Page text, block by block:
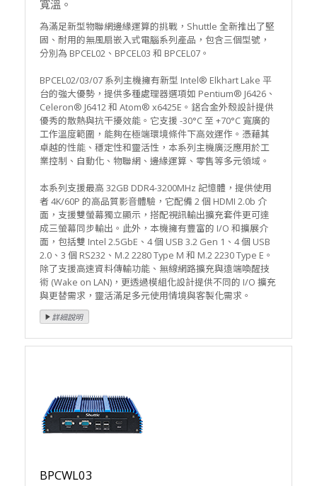
寬溫。
為滿足新型物聯網邊緣運算的挑戰，Shuttle 全新推出了堅
固、耐用的無風扇嵌入式電腦系列產品，包含三個型號，
分別為 BPCEL02、BPCEL03 和 BPCEL07。
BPCEL02/03/07 系列主機擁有新型 Intel® Elkhart Lake 平
台的強大優勢，提供多種處理器選項如 Pentium® J6426、
Celeron® J6412 和 Atom® x6425E。鋁合金外殼設計提供
優秀的散熱與抗干擾效能。它支援 -30°C 至 +70°C 寬廣的
工作溫度範圍，能夠在極端環境條件下高效運作。憑藉其
卓越的性能、穩定性和靈活性，本系列主機廣泛應用於工
業控制、自動化、物聯網、邊緣運算、零售等多元領域。
本系列支援最高 32GB DDR4-3200MHz 記憶體，提供使用
者 4K/60P 的高品質影音體驗，它配備 2 個 HDMI 2.0b 介
面，支援雙螢幕獨立顯示，搭配視訊輸出擴充套件更可達
成三螢幕同步輸出。此外，本機擁有豐富的 I/O 和擴展介
面，包括雙 Intel 2.5GbE、4 個 USB 3.2 Gen 1、4 個 USB
2.0、3 個 RS232、M.2 2280 Type M 和 M.2 2230 Type E。
除了支援高速資料傳輸功能、無線網路擴充與遠端喚醒技
術 (Wake on LAN)，更透過模組化設計提供不同的 I/O 擴充
與更替需求，靈活滿足多元使用情境與客製化需求。
BPCWL03